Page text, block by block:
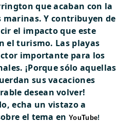
que acaban con la
marinas. Y contribuyen de
el impacto que este
el turismo. Las playas
importante para los
¡Porque sólo aquellas
sus vacaciones
desean volver!
echa un vistazo a
el tema enYouTube!